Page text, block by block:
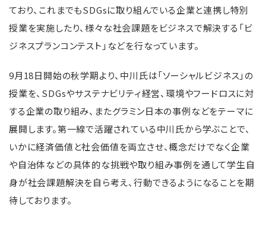
ており、これまでもSDGsに取り組んでいる企業と連携し特別
授業を実施したり、様々な社会課題をビジネスで解決する「ビ
ジネスプランコンテスト」などを行なっています。
9月18日開始の秋学期より、中川氏は「ソーシャルビジネス」の
授業を、SDGsやサステナビリティ経営、環境やフードロスに対
する企業の取り組み、またグラミン日本の事例などをテーマに
展開します。第一線で活躍されている中川氏から学ぶことで、
いかに経済価値と社会価値を両立させ、概念だけでなく企業
や自治体などの具体的な挑戦や取り組み事例を通して学生自
身が社会課題解決を自ら考え、行動できるようになることを期
待しております。